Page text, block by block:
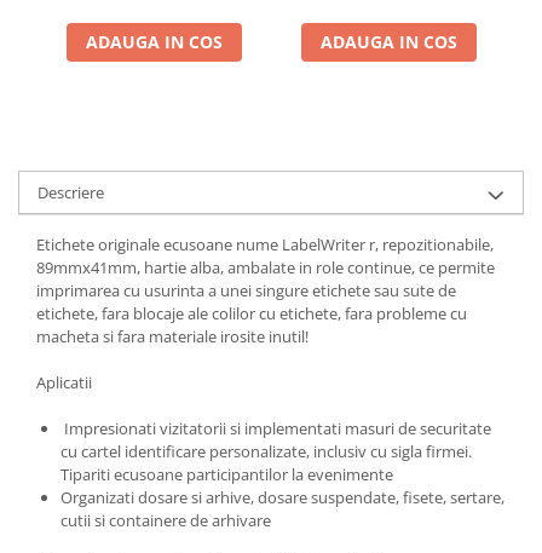
ADAUGA IN COS ADAUGA IN COS
Descriere
Etichete originale ecusoane nume LabelWriter r, repozitionabile,
89mmx41mm, hartie alba, ambalate in role continue, ce permite
imprimarea cu usurinta a unei singure etichete sau sute de
etichete, fara blocaje ale colilor cu etichete, fara probleme cu
macheta si fara materiale irosite inutil!
Aplicatii
Impresionati vizitatorii si implementati masuri de securitate
cu cartel identificare personalizate, inclusiv cu sigla firmei.
Tipariti ecusoane participantilor la evenimente
Organizati dosare si arhive, dosare suspendate, fisete, sertare,
cutii si containere de arhivare